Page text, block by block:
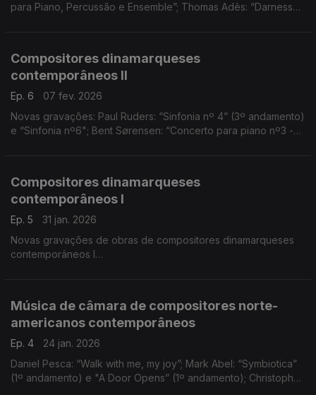
para Piano, Percussão e Ensemble”; Thomas Adès: “Darnesse
Compositores dinamarqueses
contemporâneos II
Ep. 6
07 fev. 2026
Novas gravações: Paul Ruders: “Sinfonia nº 4” (3º andamento)
e “Sinfonia nº6"; Bent Sørensen: “Concerto para piano nº3 -
Compositores dinamarqueses
contemporâneos I
Ep. 5
31 jan. 2026
Novas gravações de obras de compositores dinamarqueses
contemporâneos I
Música de câmara de compositores norte-
americanos contemporâneos
Ep. 4
24 jan. 2026
Daniel Pesca: “Walk with me, my joy”; Mark Abel: “Symbiotica”
(1º andamento) e "A Door Opens” (1º andamento); Christopher